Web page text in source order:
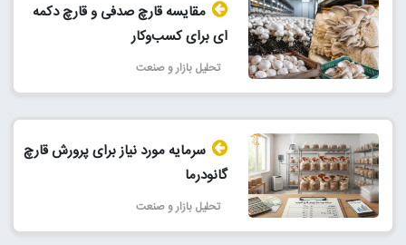
مقایسه قارچ صدفی و قارچ دکمه‌
ای برای کسب‌وکار
تحلیل بازار و صنعت
سرمایه مورد نیاز برای پرورش قارچ
گانودرما
تحلیل بازار و صنعت